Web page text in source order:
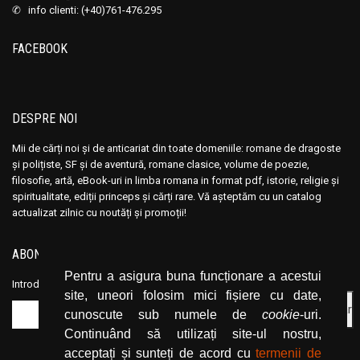
Pentru a asigura buna funcționare a acestui
site, uneori folosim mici fișiere cu date,
cunoscute sub numele de cookie-uri.
Continuând să utilizați site-ul nostru,
acceptați și sunteți de acord cutermenii de
Ana Maria Marin
Anatole France
Anca Dan
Andocide
Andre Bejin
Andre Castelot
Andre Clot
Andre Malraux
Andre Maurois
Andre Miquel
Andre Theuriet
Ana Maria Marin
Anatole France
Anca Dan
Andocide
Andre Bejin
Andre Castelot
Andre Clot
Andre Malraux
Andre Maurois
Andre Miquel
Andre Theuriet
✆ info clienti: (+40)761-476.295
FACEBOOK
DESPRE NOI
Mii de cărți noi și de anticariat din toate domeniile: romane de dragoste
și polițiste, SF și de aventură, romane clasice, volume de poezie,
filosofie, artă, eBook-uri in limba romana in format pdf, istorie, religie și
spiritualitate, ediții princeps și cărți rare. Vă așteptăm cu un catalog
actualizat zilnic cu noutăți și promoții!
ABONEAZĂ-TE LA NEWSLETTER
Introduceți adresa dvs. de email și dați click pe butonul de abonare.